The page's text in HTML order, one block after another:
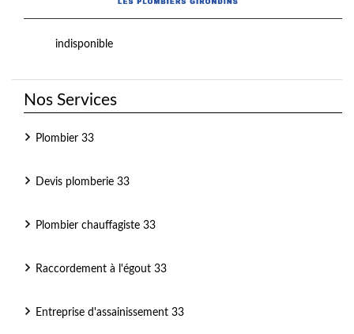
indisponible
Nos Services
Plombier 33
Devis plomberie 33
Plombier chauffagiste 33
Raccordement à l'égout 33
Entreprise d'assainissement 33